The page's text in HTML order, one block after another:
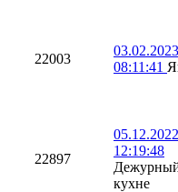
22003
03.02.2023
08:11:41
22897
05.12.2022
12:19:48
кухне